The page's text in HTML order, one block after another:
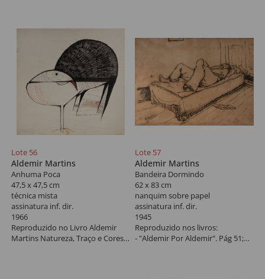
Lote 56
Aldemir Martins
Anhuma Poca
47,5 x 47,5 cm
técnica mista
assinatura inf. dir.
1966
Reproduzido no Livro Aldemir
Martins Natureza, Traço e Cores,
Lote 57
Aldemir Martins
Bandeira Dormindo
62 x 83 cm
nanquim sobre papel
assinatura inf. dir.
1945
Reproduzido nos livros:
- "Aldemir Por Aldemir". Pág 51;